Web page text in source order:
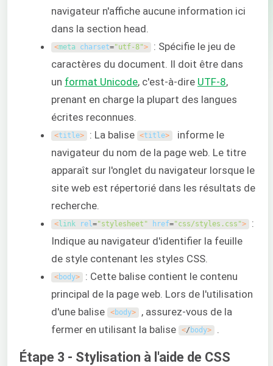
navigateur n'affiche aucune information ici
dans la section head.
<meta charset="utf-8"> : Spécifie le jeu de
caractères du document. Il doit être dans
un format Unicode, c'est-à-dire UTF-8,
prenant en charge la plupart des langues
écrites reconnues.
<title> : La balise <title>
informe le
navigateur du nom de la page web. Le titre
apparaît sur l'onglet du navigateur lorsque le
site web est répertorié dans les résultats de
recherche.
<link rel="stylesheet" href="css/styles.css"> :
Indique au navigateur d'identifier la feuille
de style contenant les styles CSS.
<body> : Cette balise contient le contenu
principal de la page web. Lors de l'utilisation
d'une balise
<body> , assurez-vous de la
fermer en utilisant la balise
</ body> .
Étape 3 - Stylisation à l'aide de CSS